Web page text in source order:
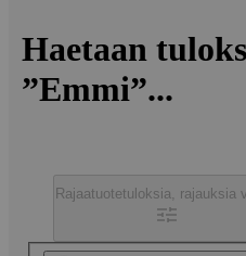
Haetaan
”Emmi”...
Rajaatuotetuloksia, rajauksia